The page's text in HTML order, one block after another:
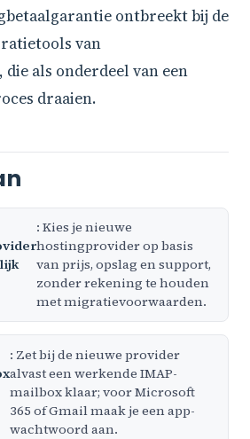
ontbreekt bij de
van
als onderdeel van een
draaien.
: Kies je nieuwe
hostingprovider op basis
van prijs, opslag en support,
zonder rekening te houden
met migratievoorwaarden.
: Zet bij de nieuwe provider
alvast een werkende IMAP-
mailbox klaar; voor Microsoft
365 of Gmail maak je een app-
wachtwoord aan.